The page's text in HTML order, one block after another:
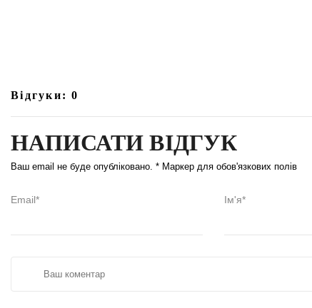
Відгуки: 0
НАПИСАТИ ВІДГУК
Ваш email не буде опубліковано. * Маркер для обов'язкових полів
Email* Ім'я*